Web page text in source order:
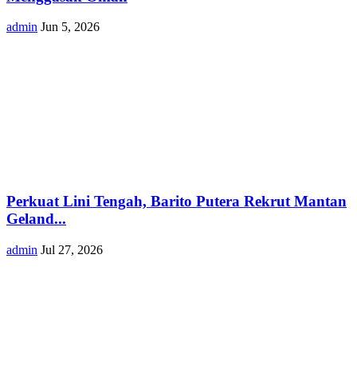
admin Jun 5, 2026
Perkuat Lini Tengah, Barito Putera Rekrut Mantan
Geland...
admin Jul 27, 2026